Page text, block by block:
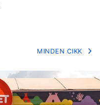
MINDEN CIKK